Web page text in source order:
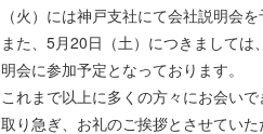
（火）には神戸支社にて会社説明会を
また、5月20日（土）につきまして
明会に参加予定となっております。
これまで以上に多くの方々にお会い
取り急ぎ、お礼のご挨拶とさせていた